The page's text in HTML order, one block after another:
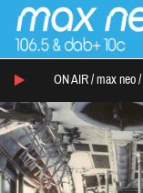
ON AIR / max neo /